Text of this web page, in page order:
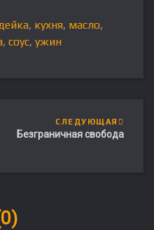
, кухня, масло,
, соус, ужин
СЛЕДУЮЩАЯ
Безграничная свобода